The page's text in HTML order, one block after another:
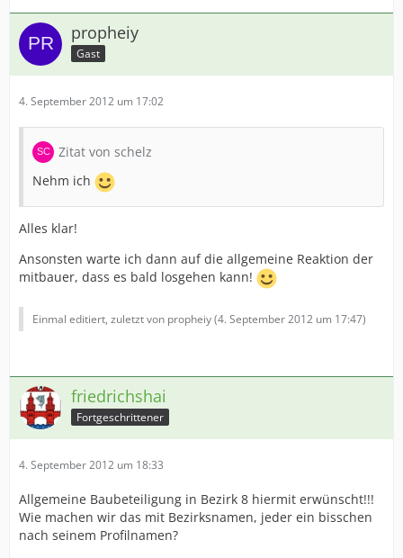
propheiy
Gast
4. September 2012 um 17:02
Zitat von schelz
Nehm ich
Alles klar!
Ansonsten warte ich dann auf die allgemeine Reaktion der
mitbauer, dass es bald losgehen kann!
Einmal editiert, zuletzt von propheiy (4. September 2012 um 17:47)
friedrichshai
Fortgeschrittener
4. September 2012 um 18:33
Allgemeine Baubeteiligung in Bezirk 8 hiermit erwünscht!!!
Wie machen wir das mit Bezirksnamen, jeder ein bisschen
nach seinem Profilnamen?